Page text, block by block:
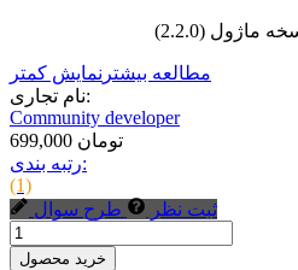
ماژول (2.2.0)
مطالعه بیشتر نمایش کمتر
نام تجاری:
Community developer
699,000 تومان
رتبه بندی:
(1)
ثبت نظر
طرح سوال
خرید محصول